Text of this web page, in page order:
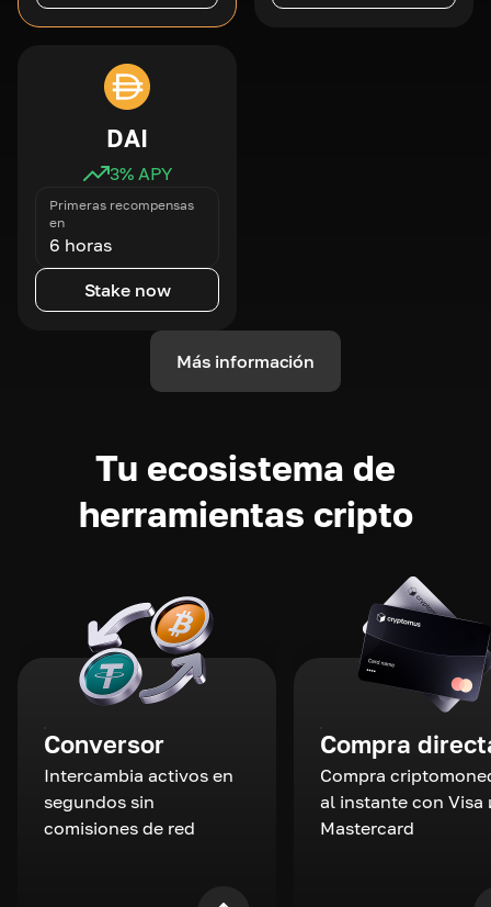
DAI
3% APY
Primeras recompensas
en
6 horas
Stake now
Más información
Tu ecosistema de
herramientas cripto
Conversor
Intercambia activos en
segundos sin
comisiones de red
Compra
Compra
al instante con Visa
Mastercard